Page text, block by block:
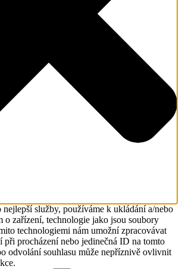
služby, používáme k ukládání a/nebo
o zařízení, technologie jako jsou soubory
technologiemi nám umožní zpracovávat
při procházení nebo jedinečná ID na tomto
odvolání souhlasu může nepříznivě ovlivnit